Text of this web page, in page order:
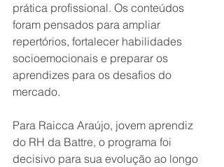
prática profissional. Os conteúdos
foram pensados para ampliar
repertórios, fortalecer habilidades
socioemocionais e preparar os
aprendizes para os desafios do
mercado.
Para Raicca Araújo, jovem aprendiz
do RH da Battre, o programa foi
decisivo para sua evolução ao longo